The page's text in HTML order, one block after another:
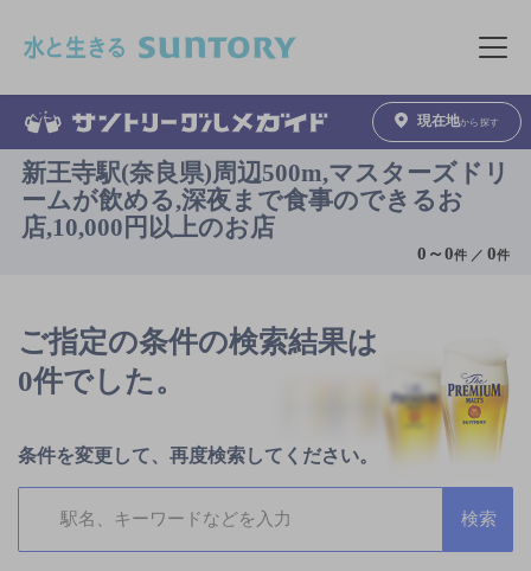
メニュ
現在地から探す
新王寺駅(奈良県)周辺500m,マスターズドリ
ームが飲める,深夜まで食事のできるお
店,10,000円以上のお店
0 ～0件 ／0件
ご指定の条件の検索結果は
0件でした。
条件を変更して、再度検索してください。